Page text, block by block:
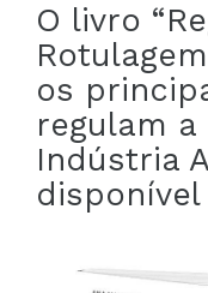
O livro
os
regulam
Indústria